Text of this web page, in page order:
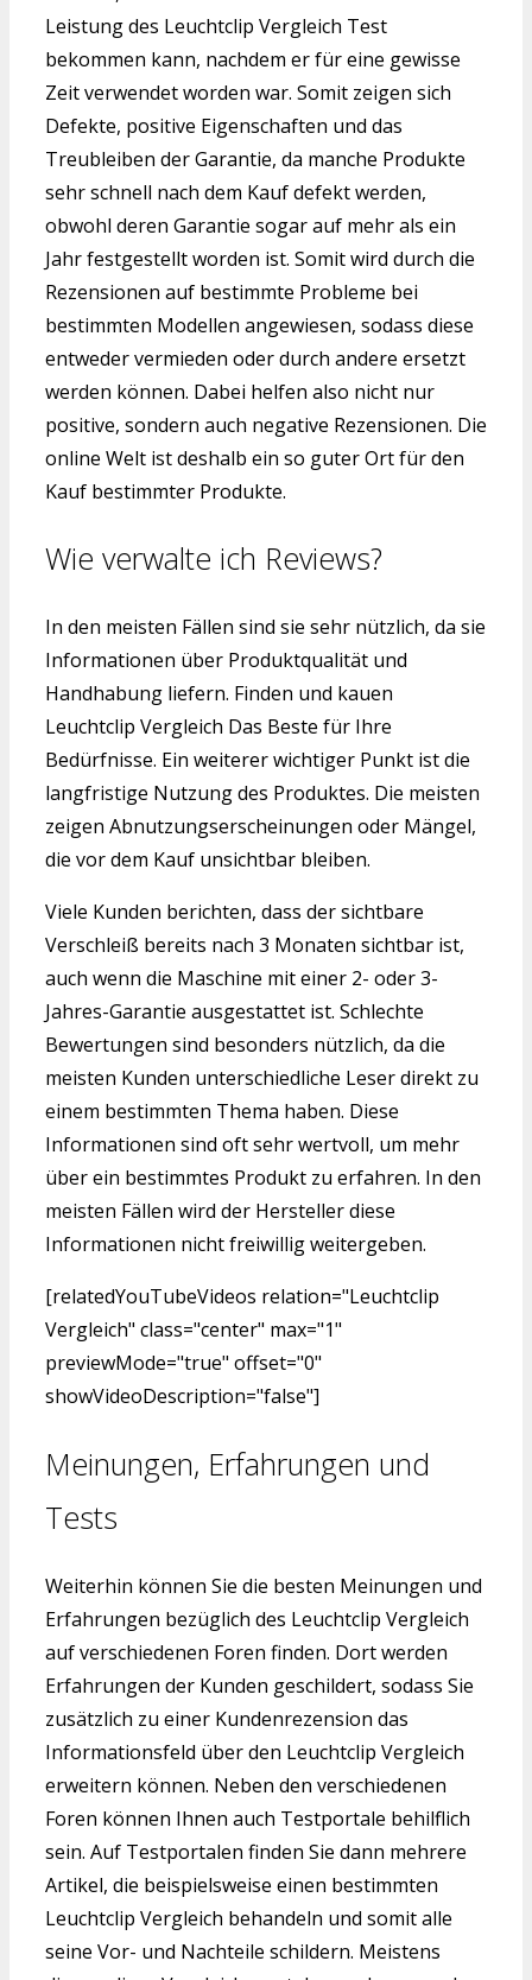
Leistung des Leuchtclip Vergleich Test
bekommen kann, nachdem er für eine gewisse
Zeit verwendet worden war. Somit zeigen sich
Defekte, positive Eigenschaften und das
Treubleiben der Garantie, da manche Produkte
sehr schnell nach dem Kauf defekt werden,
obwohl deren Garantie sogar auf mehr als ein
Jahr festgestellt worden ist. Somit wird durch die
Rezensionen auf bestimmte Probleme bei
bestimmten Modellen angewiesen, sodass diese
entweder vermieden oder durch andere ersetzt
werden können. Dabei helfen also nicht nur
positive, sondern auch negative Rezensionen. Die
online Welt ist deshalb ein so guter Ort für den
Kauf bestimmter Produkte.
Wie verwalte ich Reviews?
In den meisten Fällen sind sie sehr nützlich, da sie
Informationen über Produktqualität und
Handhabung liefern. Finden und kauen
Leuchtclip Vergleich Das Beste für Ihre
Bedürfnisse. Ein weiterer wichtiger Punkt ist die
langfristige Nutzung des Produktes. Die meisten
zeigen Abnutzungserscheinungen oder Mängel,
die vor dem Kauf unsichtbar bleiben.
Viele Kunden berichten, dass der sichtbare
Verschleiß bereits nach 3 Monaten sichtbar ist,
auch wenn die Maschine mit einer 2- oder 3-
Jahres-Garantie ausgestattet ist. Schlechte
Bewertungen sind besonders nützlich, da die
meisten Kunden unterschiedliche Leser direkt zu
einem bestimmten Thema haben. Diese
Informationen sind oft sehr wertvoll, um mehr
über ein bestimmtes Produkt zu erfahren. In den
meisten Fällen wird der Hersteller diese
Informationen nicht freiwillig weitergeben.
[relatedYouTubeVideos relation="Leuchtclip
Vergleich" class="center" max="1"
previewMode="true" offset="0"
showVideoDescription="false"]
Meinungen, Erfahrungen und
Tests
Weiterhin können Sie die besten Meinungen und
Erfahrungen bezüglich des Leuchtclip Vergleich
auf verschiedenen Foren finden. Dort werden
Erfahrungen der Kunden geschildert, sodass Sie
zusätzlich zu einer Kundenrezension das
Informationsfeld über den Leuchtclip Vergleich
erweitern können. Neben den verschiedenen
Foren können Ihnen auch Testportale behilflich
sein. Auf Testportalen finden Sie dann mehrere
Artikel, die beispielsweise einen bestimmten
Leuchtclip Vergleich behandeln und somit alle
seine Vor- und Nachteile schildern. Meistens